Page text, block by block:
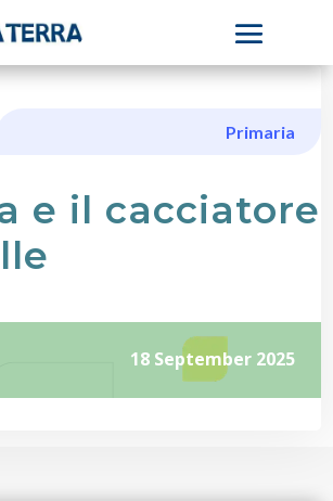
Primaria
e il cacciatore
18 September 2025